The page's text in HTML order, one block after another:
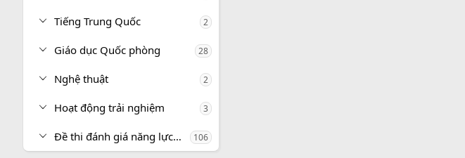
Tiếng Trung Quốc 2
Giáo dục Quốc phòng 28
Nghệ thuật 2
Hoạt động trải nghiệm 3
Đề thi đánh giá năng lực, tư duy 106